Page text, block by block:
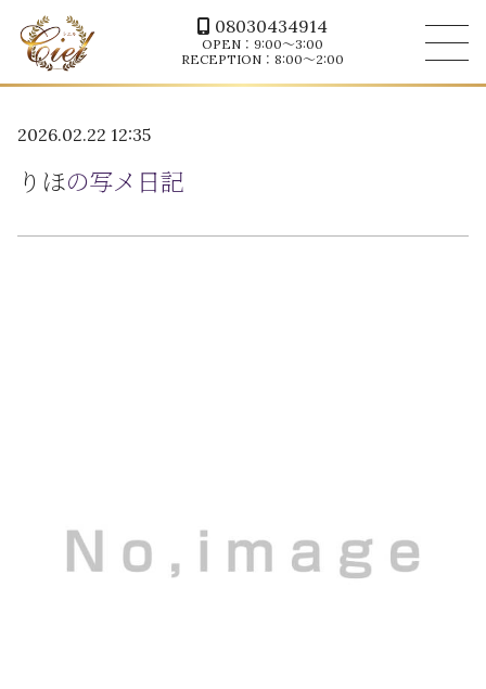
08030434914
OPEN：9:00～3:00
RECEPTION：8:00～2:00
2026.02.22 12:35
りほの写メ日記